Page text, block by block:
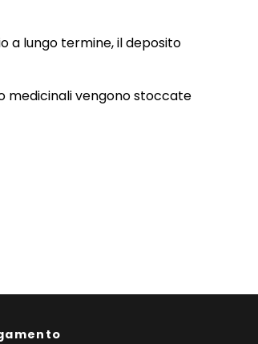
a lungo termine, il deposito
medicinali vengono stoccate